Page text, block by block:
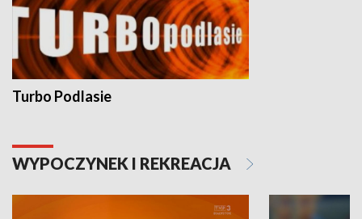
Turbo Podlasie
WYPOCZYNEK I REKREACJA